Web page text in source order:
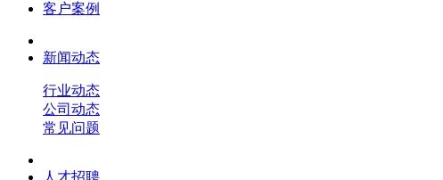
客户案例
新闻动态
行业动态
公司动态
常见问题
人才招聘